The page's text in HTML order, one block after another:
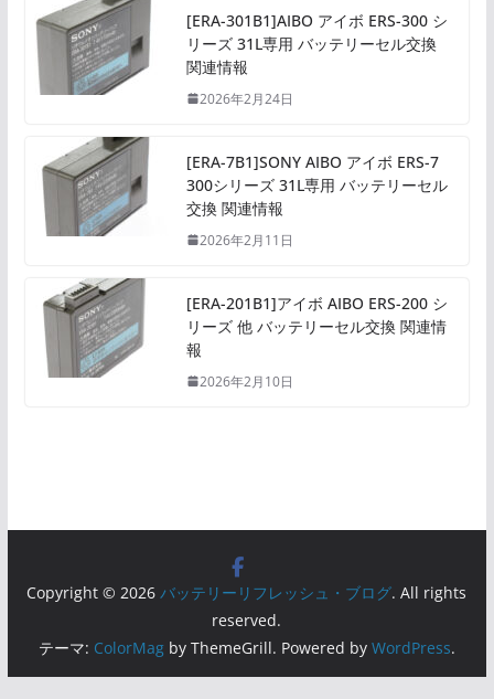
[ERA-301B1]AIBO アイボ ERS-300 シ
リーズ 31L専用 バッテリーセル交換
関連情報
2026年2月24日
[ERA-7B1]SONY AIBO アイボ ERS-7
300シリーズ 31L専用 バッテリーセル
交換 関連情報
2026年2月11日
[ERA-201B1]アイボ AIBO ERS-200 シ
リーズ 他 バッテリーセル交換 関連情
報
2026年2月10日
Copyright © 2026バッテリーリフレッシュ・ブログ. All rights
reserved.
テーマ: ColorMagby ThemeGrill. Powered by WordPress.